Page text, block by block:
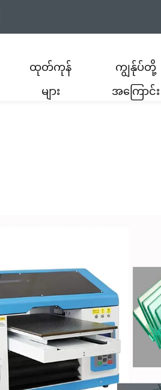
ထုတ်ကုန်
များ
ကျွန်ုပ်တို့
အကြောင်း